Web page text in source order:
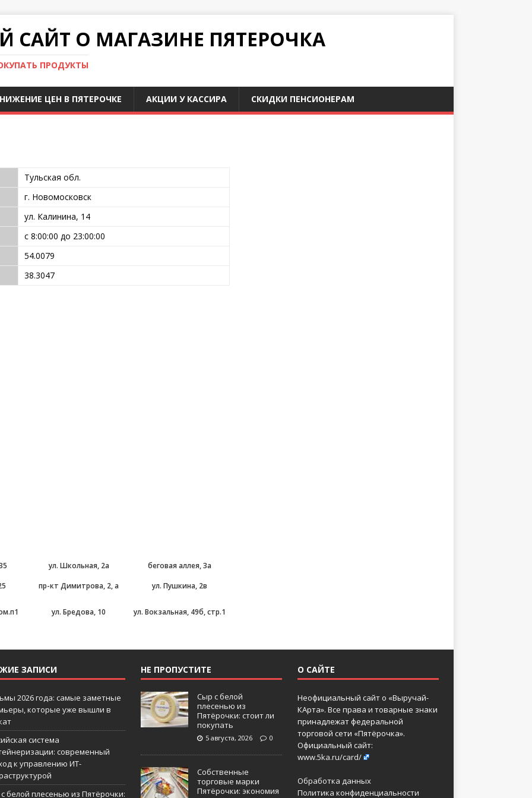
О МАГАЗИНЕ ПЯТЕРОЧКА
ПРОДУКТЫ
ЦЕН В ПЯТЕРОЧКЕ АКЦИИ У КАССИРА СКИДКИ ПЕНСИОНЕРАМ
Тульская обл.
г. Новомосковск
ул. Калинина, 14
с 8:00:00 до 23:00:00
54.0079
38.3047
ул. Школьная, 2а
беговая аллея, 3а
пр-кт Димитрова, 2, а
ул. Пушкина, 2в
ул. Бредова, 10 ул. Вокзальная, 49б, стр.1
ЗАПИСИ
2026 года: самые заметные
которые уже вышли в
система
современный
к управлению ИТ-
белой плесенью из Пятёрочки:
НЕ ПРОПУСТИТЕ
Сыр с белой
плесенью из
Пятёрочки: стоит ли
покупать
5 августа, 2026 0
Собственные
торговые марки
Пятёрочки: экономия
О САЙТЕ
Неофициальный сайт о «Выручай-
КАрта». Все права и товарные знаки
принадлежат федеральной
торговой сети «Пятёрочка».
Официальный сайт:
www.5ka.ru/card/
Обработка данных
Политика конфиденциальности